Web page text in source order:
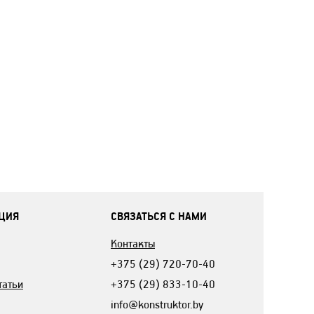
СВЯЗАТЬСЯ С НАМИ
Контакты
+375 (29) 720-70-40
+375 (29) 833-10-40
info@konstruktor.by